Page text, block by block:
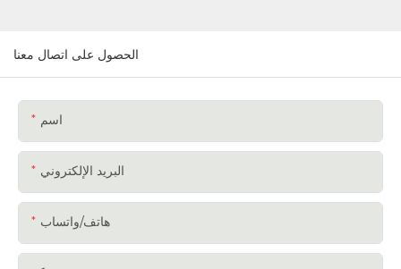
الحصول على اتصال معنا
اسم
البريد الإلكتروني
هاتف/واتساب